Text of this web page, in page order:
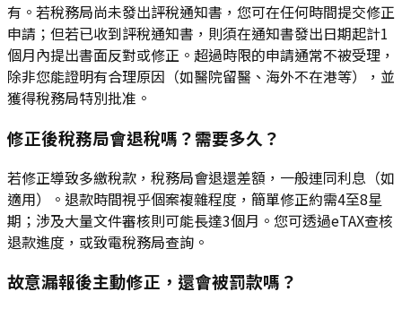
有。若稅務局尚未發出評稅通知書，您可在任何時間提交修正
申請；但若已收到評稅通知書，則須在通知書發出日期起計1
個月內提出書面反對或修正。超過時限的申請通常不被受理，
除非您能證明有合理原因（如醫院留醫、海外不在港等），並
獲得稅務局特別批准。
修正後稅務局會退稅嗎？需要多久？
若修正導致多繳稅款，稅務局會退還差額，一般連同利息（如
適用）。退款時間視乎個案複雜程度，簡單修正約需4至8星
期；涉及大量文件審核則可能長達3個月。您可透過eTAX查核
退款進度，或致電稅務局查詢。
故意漏報後主動修正，還會被罰款嗎？